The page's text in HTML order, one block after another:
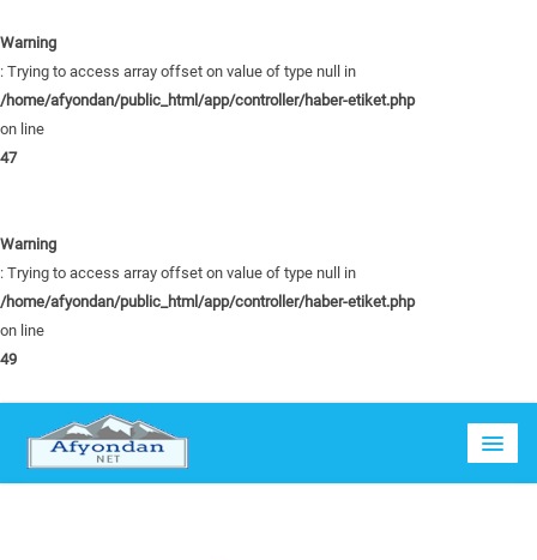
Warning
: Trying to access array offset on value of type null in
/home/afyondan/public_html/app/controller/haber-etiket.php
on line
47
Warning
: Trying to access array offset on value of type null in
/home/afyondan/public_html/app/controller/haber-etiket.php
on line
49